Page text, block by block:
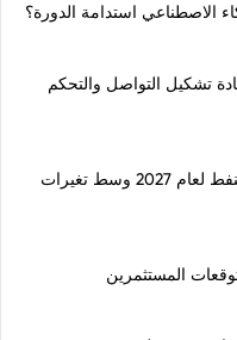
الاصطناعي استدامة الدورة؟
تشكيل التواصل والتحكم
جولدمان ساكس يخفض توقعات أسعار النفط لعام 2027 وسط تغيرات
المستثمرين